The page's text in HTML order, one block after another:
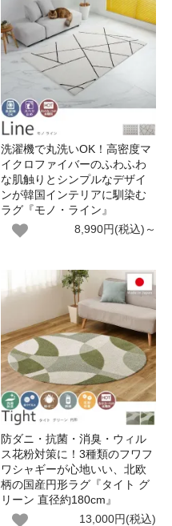
洗濯機で丸洗いOK！高密度マ
イクロファイバーのふわふわ
な肌触りとシンプルなデザイ
ンが韓国インテリアに馴染む
ラグ『モノ・ライン』
8,990円(税込)～
防ダニ・抗菌・消臭・ウィル
ス花粉対策に！3種類のフワフ
ワシャギーが心地いい、北欧
柄の国産円形ラグ『タイト グ
リーン 直径約180cm』
13,000円(税込)